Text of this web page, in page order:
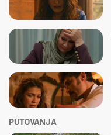
PUTOVANJA